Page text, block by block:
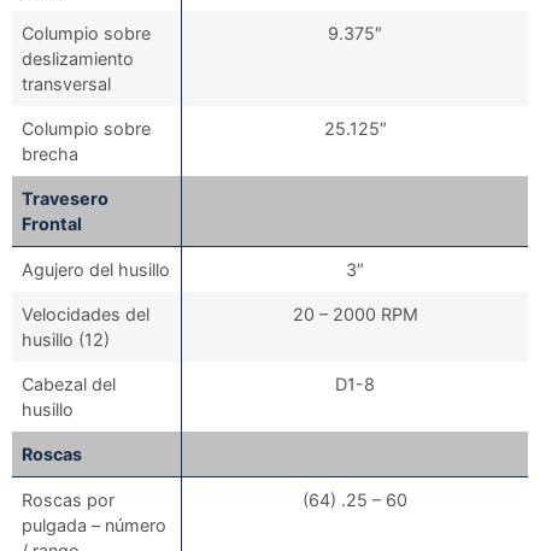
Columpio sobre
deslizamiento
transversal
9.375″
Columpio sobre
brecha
25.125″
Travesero
Frontal
Agujero del husillo 3″
Velocidades del
husillo (12)
20 – 2000 RPM
Cabezal del
husillo
D1-8
Roscas
Roscas por
pulgada – número
(64) .25 – 60